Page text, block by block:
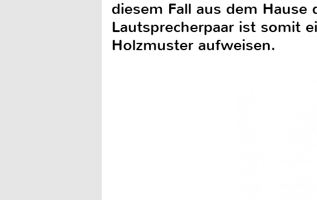
diesem Fall aus dem
Lautsprecherpaar ist somit
Holzmuster aufweisen.